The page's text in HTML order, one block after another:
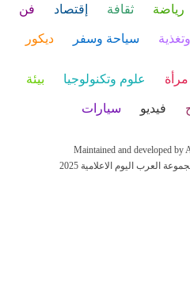
رياضة ثقافة إقتصاد فن
سياحة وسفر ديكور
مرأة علوم وتكنولوجيا بيئة
فيديو سيارات
Maintained and developed by